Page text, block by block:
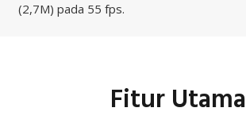
(2,7M) pada 55 fps.
Fitur Utama